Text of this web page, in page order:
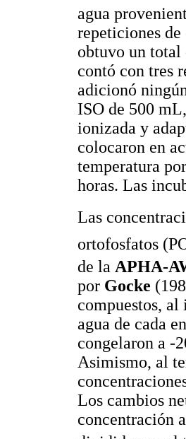
agua
repeticiones de
obtuvo un total
contó con tres
adicionó
ISO de 500
ionizada y
colocaron en
temperatura
horas. Las
Las
ortofosfatos
de la APHA-
por Gocke
compuestos,
agua de cada
congelaron a -
Asimismo, al
Los cambios
concentración